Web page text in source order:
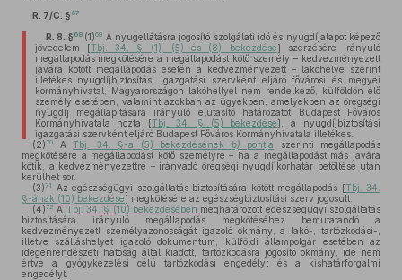
R. 7/C. § 67
R. 8. § 68 (1)69 A nyugellátásra jogosító szolgálati idő és nyugdíjalapot képező
jövedelem [Tbj. 34. § (1), (5) és (8) bekezdése] szerzésére irányuló
megállapodás megkötésére a megállapodást kötő személy – kedvezményezett
javára kötött megállapodás esetén a kedvezményezett – lakóhelye szerint
illetékes nyugdíjbiztosítási igazgatási szervként eljáró fővárosi és megyei
kormányhivatal, Magyarországon lakóhellyel nem rendelkező, külföldön élő
személy esetében, valamint azokban az ügyekben, amelyekben az öregségi
nyugdíj megállapítására irányuló elutasító határozatot Budapest Főváros
Kormányhivatala hozta [Tbj. 34. § (5) bekezdése], a nyugdíjbiztosítási
igazgatási szervként eljáró Budapest Főváros Kormányhivatala illetékes.
(2)70 A Tbj. 34. §-a (5) bekezdésének b) pontja szerinti megállapodás
megkötésére a megállapodást kötő személyre – ha a megállapodást más javára
kötik, a kedvezményezettre – irányadó öregségi nyugdíjkorhatár betöltése után
kerülhet sor.
(3)71 Az egészségügyi szolgáltatás biztosítására kötött megállapodás [Tbj. 34.
§-ának (10) bekezdése] megkötésére az egészségbiztosítási szerv jogosult.
(4)72 A Tbj. 34. § (10) bekezdésében meghatározott egészségügyi szolgáltatás
biztosítására irányuló megállapodás megkötéséhez bemutatandó a
kedvezményezett személyazonosságát igazoló okmány, a lakó-, tartózkodási-,
illetve szálláshelyet igazoló dokumentum, külföldi állampolgár esetében az
idegenrendészeti hatóság által kiadott, tartózkodásra jogosító okmány, ide nem
értve a gyógykezelési célú tartózkodási engedélyt és a kishatárforgalmi
engedélyt.